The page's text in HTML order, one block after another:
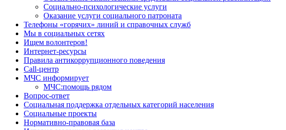
Социально-психологические услуги
Оказание услуги социального патроната
Телефоны «горячих» линий и справочных служб
Мы в социальных сетях
Ищем волонтеров!
Интернет-ресурсы
Правила антикоррупционного поведения
Call-центр
МЧС информирует
МЧС:помощь рядом
Вопрос-ответ
Социальная поддержка отдельных категорий населения
Социальные проекты
Нормативно-правовая база